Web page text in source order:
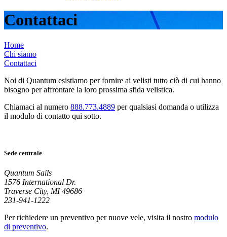
Contattaci
Home
Chi siamo
Contattaci
Noi di Quantum esistiamo per fornire ai velisti tutto ciò di cui hanno
bisogno per affrontare la loro prossima sfida velistica.
Chiamaci al numero 888.773.4889 per qualsiasi domanda o utilizza
il modulo di contatto qui sotto.
Sede centrale
Quantum Sails
1576 International Dr.
Traverse City, MI 49686
231-941-1222
Per richiedere un preventivo per nuove vele, visita il nostro modulo
di preventivo.